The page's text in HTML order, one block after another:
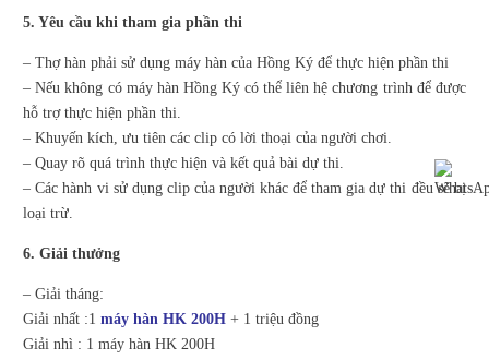
5. Yêu cầu khi tham gia phần thi
– Thợ hàn phải sử dụng máy hàn của Hồng Ký để thực hiện phần thi
– Nếu không có máy hàn Hồng Ký có thể liên hệ chương trình để được
hỗ trợ thực hiện phần thi.
– Khuyến kích, ưu tiên các clip có lời thoại của người chơi.
– Quay rõ quá trình thực hiện và kết quả bài dự thi.
– Các hành vi sử dụng clip của người khác để tham gia dự thi đều sẽ bị
loại trừ.
6. Giải thưởng
– Giải tháng:
Giải nhất :1máy hàn HK 200H + 1 triệu đồng
Giải nhì : 1 máy hàn HK 200H